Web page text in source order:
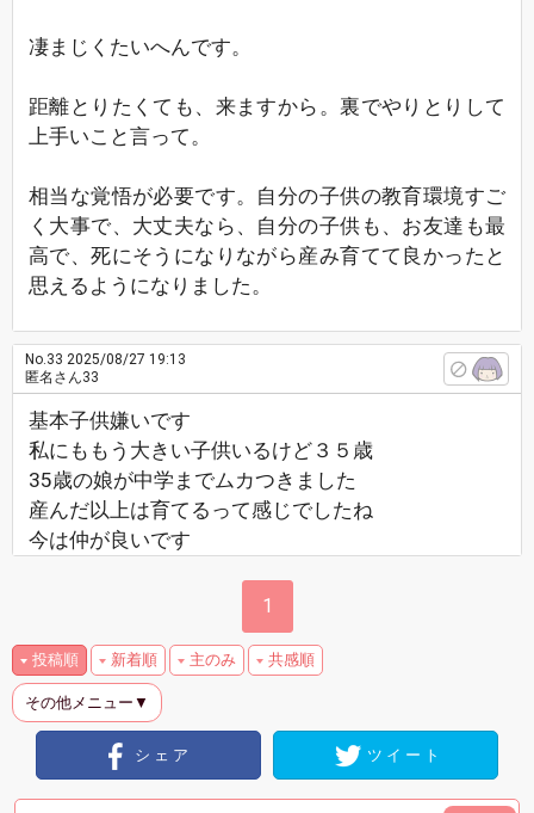
凄まじくたいへんです。
距離とりたくても、来ますから。裏でやりとりして
上手いこと言って。
相当な覚悟が必要です。自分の子供の教育環境すご
く大事で、大丈夫なら、自分の子供も、お友達も最
高で、死にそうになりながら産み育てて良かったと
思えるようになりました。
No.33 2025/08/27 19:13
匿名さん33
基本子供嫌いです
私にももう大きい子供いるけど３５歳
35歳の娘が中学までムカつきました
産んだ以上は育てるって感じでしたね
今は仲が良いです
1
投稿順 新着順 主のみ 共感順
その他メニュー▼
シェア ツイート